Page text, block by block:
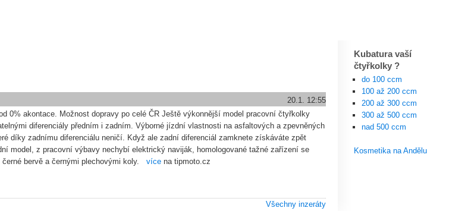
Kubatura vaší
čtyřkolky ?
do 100 ccm
100 až 200 ccm
200 až 300 ccm
300 až 500 ccm
nad 500 ccm
Kosmetika na Andělu
20.1. 12:55
0% akontace. Možnost dopravy po celé ČR Ještě výkonnější model pracovní čtyřkolky
diferenciály předním i zadním. Výborné jízdní vlastnosti na asfaltových a zpevněných
díky zadnímu diferenciálu neničí. Když ale zadní diferenciál zamknete získáváte zpět
model, z pracovní výbavy nechybí elektrický naviják, homologované tažné zařízení se
bervě a černými plechovými koly. vícena tipmoto.cz
Všechny inzeráty